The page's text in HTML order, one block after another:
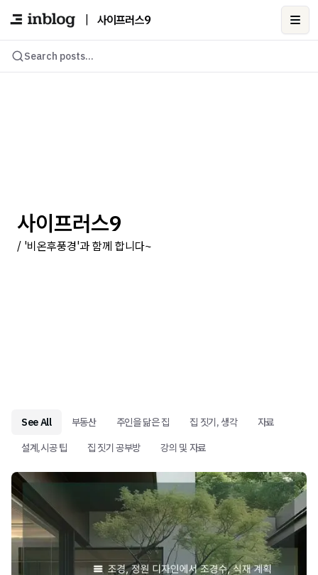
사이프러스9
Search posts...
사이프러스9
/ '비온후풍경'과 함께 합니다~
See All 부동산 주인을 닮은 집 집 짓기, 생각
자료
설계,시공 팁
집 짓기 공부방 강의 및 자료